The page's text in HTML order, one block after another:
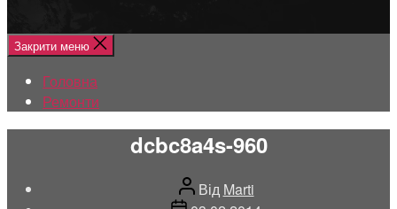
Закрити меню
Головна
Ремонти
dcbc8a4s-960
Автор
Від Marti